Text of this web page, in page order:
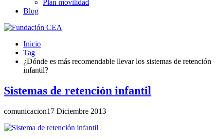
Plan movilidad
Blog
Inicio
Tag
¿Dónde es más recomendable llevar los sistemas de retención
infantil?
Sistemas de retención infantil
comunicacion17 Diciembre 2013